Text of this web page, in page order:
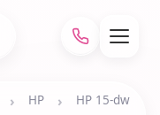
› HP › HP 15-dw